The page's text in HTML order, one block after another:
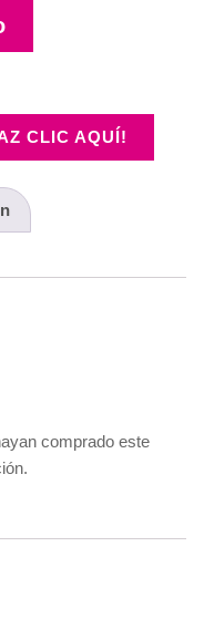
CLIC AQUÍ!
comprado este